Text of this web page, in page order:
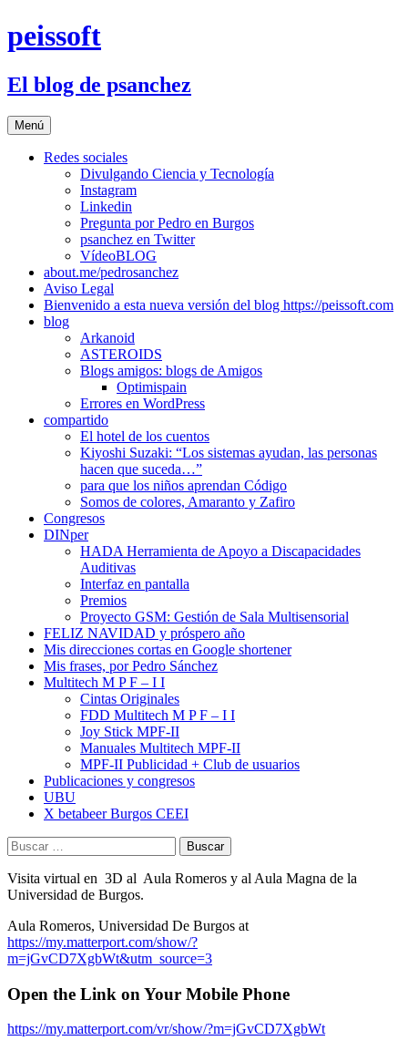
Saltar
al
peissoft
El blog de psanchez
Menú
Redes sociales
Divulgando Ciencia y Tecnología
Instagram
Linkedin
Pregunta por Pedro en Burgos
psanchez en Twitter
VídeoBLOG
about.me/pedrosanchez
Aviso Legal
Bienvenido a esta nueva versión del blog https://peissoft.com
blog
Arkanoid
ASTEROIDS
Blogs amigos: blogs de Amigos
Optimispain
Errores en WordPress
compartido
El hotel de los cuentos
Kiyoshi Suzaki: “Los sistemas ayudan, las personas
hacen que suceda…”
para que los niños aprendan Código
Somos de colores, Amaranto y Zafiro
Congresos
DINper
HADA Herramienta de Apoyo a Discapacidades
Auditivas
Interfaz en pantalla
Premios
Proyecto GSM: Gestión de Sala Multisensorial
FELIZ NAVIDAD y próspero año
Mis direcciones cortas en Google shortener
Mis frases, por Pedro Sánchez
Multitech M P F – I I
Cintas Originales
FDD Multitech M P F – I I
Joy Stick MPF-II
Manuales Multitech MPF-II
MPF-II Publicidad + Club de usuarios
Publicaciones y congresos
UBU
X betabeer Burgos CEEI
Buscar:
Visita virtual en 3D al Aula Romeros y al Aula Magna de la
Universidad de Burgos.
Aula Romeros, Universidad De Burgos at
https://my.matterport.com/show/?
m=jGvCD7XgbWt&utm_source=3
Open the Link on Your Mobile Phone
https://my.matterport.com/vr/show/?m=jGvCD7XgbWt